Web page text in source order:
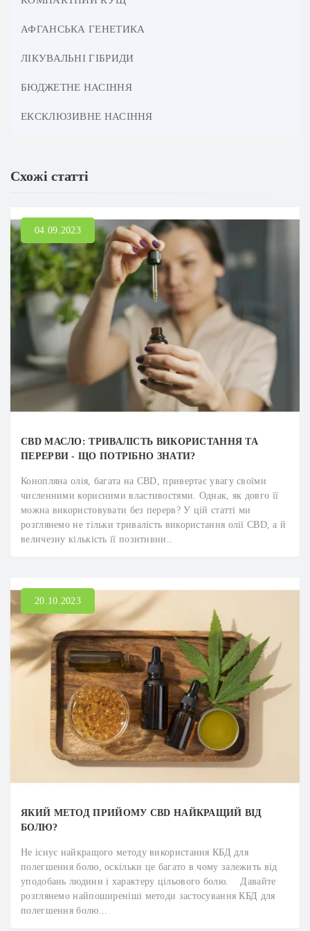
АФГАНСЬКА ГЕНЕТИКА
ЛІКУВАЛЬНІ ГІБРИДИ
БЮДЖЕТНЕ НАСІННЯ
ЕКСКЛЮЗИВНЕ НАСІННЯ
Схожі статті
04.09.2023
CBD МАСЛО: ТРИВАЛІСТЬ ВИКОРИСТАННЯ ТА
ПЕРЕРВИ - ЩО ПОТРІБНО ЗНАТИ?
Конопляна олія, багата на CBD, привертає увагу своїми
численними корисними властивостями. Однак, як довго її
можна використовувати без перерв? У цій статті ми
розглянемо не тільки тривалість використання олії CBD, а й
величезну кількість її позитивни..
20.10.2023
ЯКИЙ МЕТОД ПРИЙОМУ CBD НАЙКРАЩИЙ ВІД
БОЛЮ?
Не існує найкращого методу використання КБД для
полегшення болю, оскільки це багато в чому залежить від
уподобань людини і характеру цільового болю. Давайте
розглянемо найпоширеніші методи застосування КБД для
полегшення болю...